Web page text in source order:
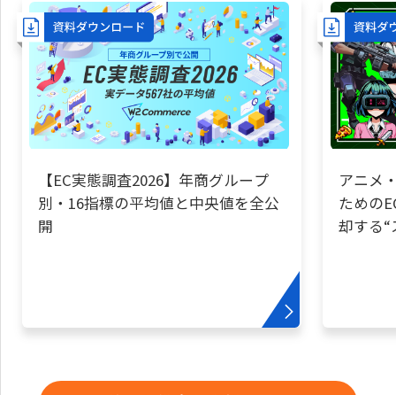
【EC実態調査2026】年商グループ
別・16指標の平均値と中央値を全公
開
アニメ
ための
却する